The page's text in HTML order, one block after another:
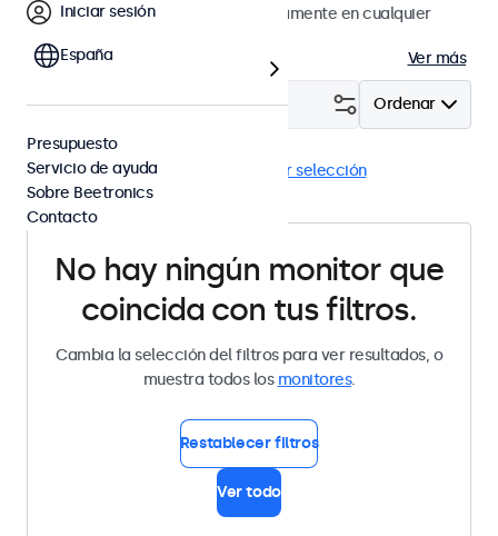
que les permite integrarse perfectamente en cualquier
Ver más
Ordenar
Filtrar (0)
Monitores 15" En panel Eliminar selección
No hay ningún monitor que
coincida con tus filtros.
Cambia la selección del filtros para ver resultados, o
muestra todos los monitores.
Restablecer filtros
Ver todo
Iniciar sesión
España
Presupuesto
Servicio de ayuda
Sobre Beetronics
Contacto